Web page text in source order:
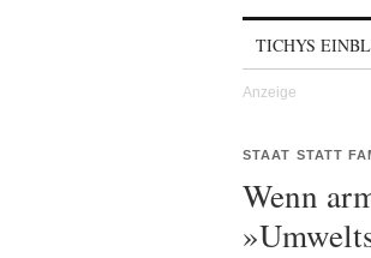
TICHYS
STAAT STATT
Wenn